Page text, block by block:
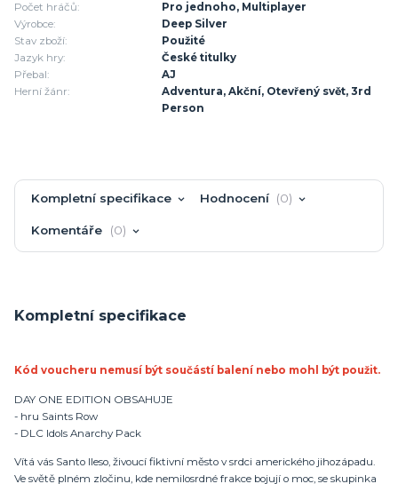
Počet hráčů:
Pro jednoho, Multiplayer
Výrobce:
Deep Silver
Stav zboží:
Použité
Jazyk hry:
České titulky
Přebal:
AJ
Herní žánr:
Adventura, Akční, Otevřený svět, 3rd
Person
Kompletní specifikace Hodnocení 0
Komentáře 0
Kompletní specifikace
Kód voucheru nemusí být součástí balení nebo mohl být použit.
DAY ONE EDITION OBSAHUJE
- hru Saints Row
- DLC Idols Anarchy Pack
Vítá vás Santo Ileso, živoucí fiktivní město v srdci amerického jihozápadu.
Ve světě plném zločinu, kde nemilosrdné frakce bojují o moc, se skupinka